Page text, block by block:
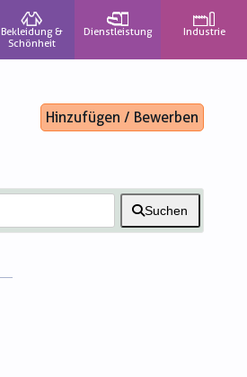
Bekleidung &
Schönheit
Dienstleistung Industrie
Hinzufügen / Bewerben
Suchen